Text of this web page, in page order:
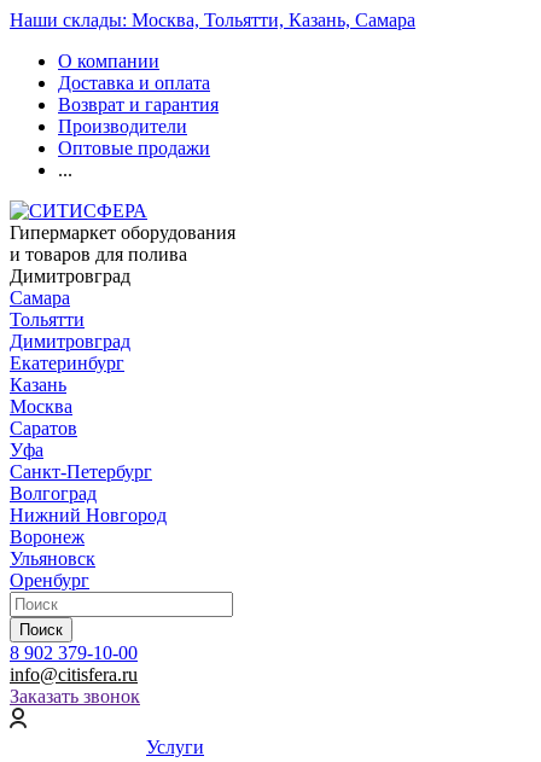
Наши склады: Москва, Тольятти, Казань, Самара
О компании
Доставка и оплата
Возврат и гарантия
Производители
Оптовые продажи
...
Гипермаркет оборудования
и товаров для полива
Димитровград
Самара
Тольятти
Димитровград
Екатеринбург
Казань
Москва
Саратов
Уфа
Санкт-Петербург
Волгоград
Нижний Новгород
Воронеж
Ульяновск
Оренбург
Поиск
8 902 379-10-00
info@citisfera.ru
Заказать звонок
Услуги